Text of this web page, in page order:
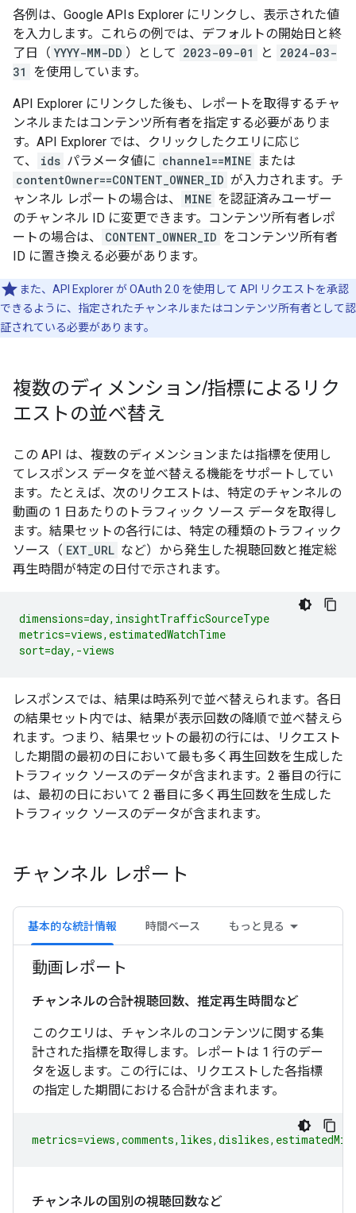
各例は、Google APIs Explorer にリンクし、表示された値
を入力します。これらの例では、デフォルトの開始日と終
了日（ YYYY-MM-DD ）として 2023-09-01 と
2024-03-
31
を使用しています。
API Explorer にリンクした後も、レポートを取得するチャ
ンネルまたはコンテンツ所有者を指定する必要がありま
す。API Explorer では、クリックしたクエリに応じ
て、
ids パラメータ値に channel==MINE または
contentOwner==CONTENT_OWNER_ID が入力されます。チ
ャンネル レポートの場合は、
MINE を認証済みユーザー
のチャンネル ID に変更できます。コンテンツ所有者レポ
ートの場合は、
CONTENT_OWNER_ID をコンテンツ所有者
ID に置き換える必要があります。
また、API Explorer がOAuth 2.0 を使用して API リクエストを承認
できるように、指定されたチャンネルまたはコンテンツ所有者として認
証されている必要があります。
複数のディメンション/指標によるリク
エストの並べ替え
この API は、複数のディメンションまたは指標を使用し
てレスポンス データを並べ替える機能をサポートしてい
ます。たとえば、次のリクエストは、特定のチャンネルの
動画の 1 日あたりのトラフィック ソース データを取得し
ます。結果セットの各行には、特定の種類のトラフィック
ソース（ EXT_URL など）から発生した視聴回数と推定総
再生時間が特定の日付で示されます。
dimensions=day,insightTrafficSourceType
metrics=views,estimatedWatchTime
sort=day,-views
レスポンスでは、結果は時系列で並べ替えられます。各日
の結果セット内では、結果が表示回数の降順で並べ替えら
れます。つまり、結果セットの最初の行には、リクエスト
した期間の最初の日において最も多く再生回数を生成した
トラフィック ソースのデータが含まれます。2 番目の行に
は、最初の日において 2 番目に多く再生回数を生成した
トラフィック ソースのデータが含まれます。
チャンネル レポート
基本的な統計情報 時間ベース もっと見る
動画レポート
チャンネルの合計視聴回数、推定再生時間など
このクエリは、チャンネルのコンテンツに関する集
計された指標を取得します。レポートは 1 行のデー
タを返します。この行には、リクエストした各指標
の指定した期間における合計が含まれます。
チャンネルの国別の視聴回数など